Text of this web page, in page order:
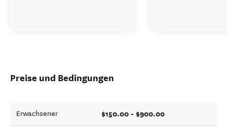
Preise und Bedingungen
Erwachsener $150.00 - $900.00